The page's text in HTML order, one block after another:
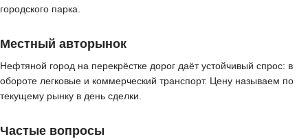
городского парка.
Местный авторынок
Нефтяной город на перекрёстке дорог даёт устойчивый спрос: в
обороте легковые и коммерческий транспорт. Цену называем по
текущему рынку в день сделки.
Частые вопросы